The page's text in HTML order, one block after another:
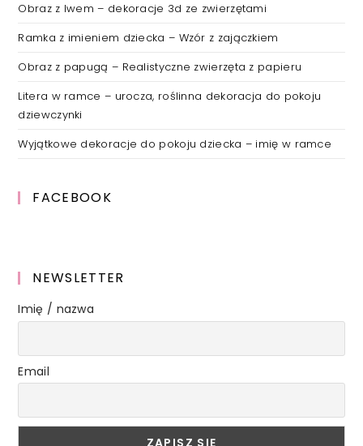
Obraz z lwem – dekoracje 3d ze zwierzętami
Ramka z imieniem dziecka – Wzór z zajączkiem
Obraz z papugą – Realistyczne zwierzęta z papieru
Litera w ramce – urocza, roślinna dekoracja do pokoju
dziewczynki
Wyjątkowe dekoracje do pokoju dziecka – imię w ramce
FACEBOOK
NEWSLETTER
Imię / nazwa
Email